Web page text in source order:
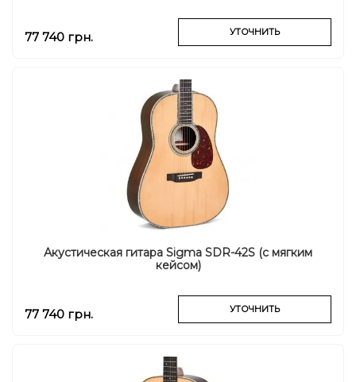
77 740 грн. УТОЧНИТЬ
Акустическая гитара Sigma SDR-42S (с мягким
кейсом)
77 740 грн. УТОЧНИТЬ